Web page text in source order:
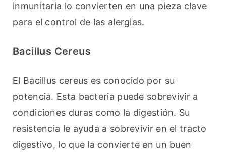
inmunitaria lo convierten en una pieza clave
para el control de las alergias.
Bacillus Cereus
El Bacillus cereus es conocido por su
potencia. Esta bacteria puede sobrevivir a
condiciones duras como la digestión. Su
resistencia le ayuda a sobrevivir en el tracto
digestivo, lo que la convierte en un buen